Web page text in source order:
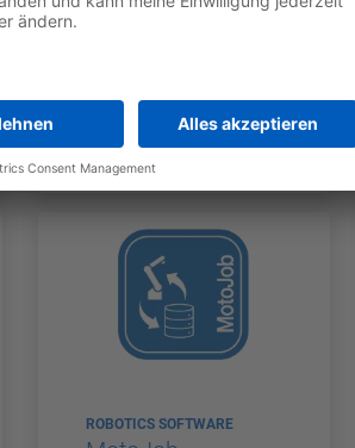
TEM
ROBOTICS SOFTWARE